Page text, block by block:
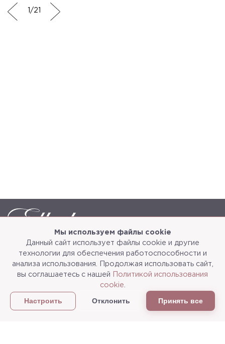
Мы используем файлы cookie
Данный сайт использует файлы cookie и другие
технологии для обеспечения работоспособности и
анализа использования. Продолжая использовать сайт,
вы соглашаетесь с нашей
Политикой использования
cookie
Настроить Отклонить Принять все
/21
Каталог О компании
3d-тур
Сотрудничество Доставка и упаковка
Политика конфиденциальности